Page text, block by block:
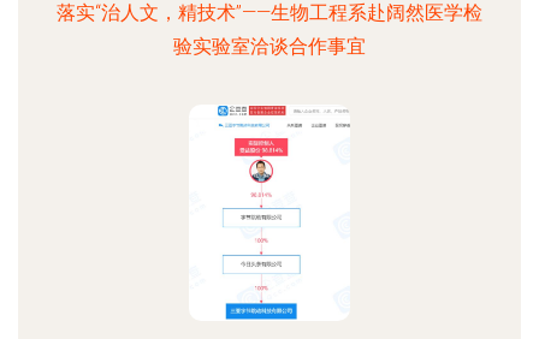
落实“治人文，精技术”——生物工程系赴阔然医学检
验实验室洽谈合作事宜